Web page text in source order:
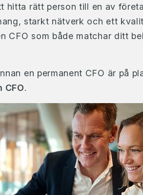
hitta rätt person till en av
starkt nätverk och ett
CFO som både matchar ditt
en permanent CFO är på
CFO.